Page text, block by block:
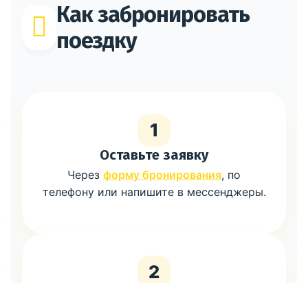
Как забронировать
поездку
1
Оставьте заявку
Через форму бронирования, по
телефону или напишите в мессенджеры.
2